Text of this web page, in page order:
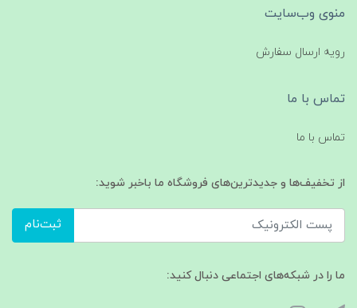
منوی وب‌سایت
رویه ارسال سفارش
تماس با ما
تماس با ما
از تخفیف‌ها و جدیدترین‌های فروشگاه ما باخبر شوید:
ثبت‌نام
ما را در شبکه‌های اجتماعی دنبال کنید: